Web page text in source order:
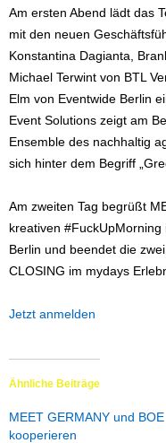
Am ersten Abend lädt das
mit den neuen
Konstantina Dagianta,
Michael Terwint von BTL
Elm von Eventwide Berlin
Event Solutions zeigt am
Ensemble des nachhaltig
sich hinter dem Begriff
Am zweiten Tag begrüßt
kreativen
Berlin und beendet die
CLOSING im mydays
Jetzt anmelden
Ähnliche Beiträge
MEET GERMANY und BOE
kooperieren